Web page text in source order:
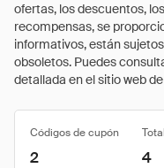
ofertas, los descuentos,
recompensas, se
informativos, están
obsoletos. Puedes
detallada en el sitio web
Códigos de cupón
2 4